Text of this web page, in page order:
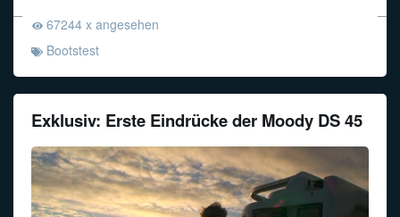
67244 x angesehen
Bootstest
Exklusiv: Erste Eindrücke der Moody DS 45